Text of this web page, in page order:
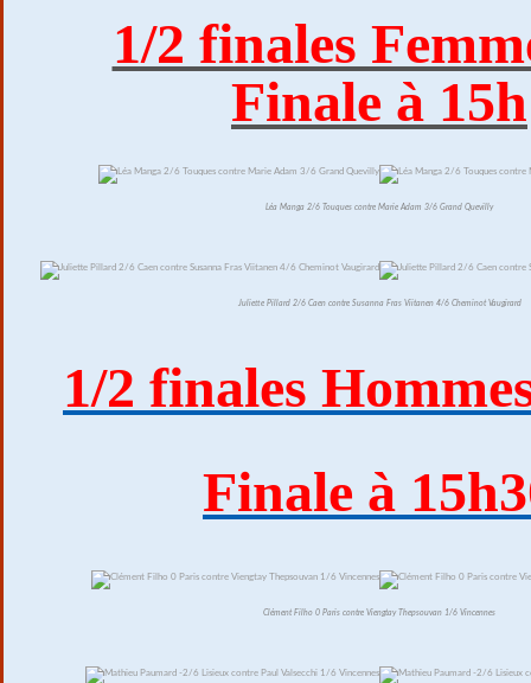
1/2 finales
Finale à 15h
Léa Manga 2/6 Touques contre Marie Adam 3/6 Grand Quevilly
Juliette Pillard 2/6 Caen contre Susanna Fras Viitanen 4/6 Cheminot Vaugirard
1/2 finales
Finale à
Clément Filho 0 Paris contre Viengtay Thepsouvan 1/6 Vincennes